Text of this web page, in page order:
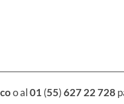
o al01 (55)627 22 728